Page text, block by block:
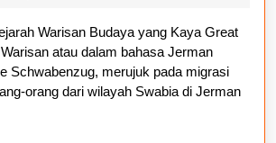
Budaya
yang
Kaya
Warisan Budaya yang Kaya Great
atau dalam bahasa Jerman
Schwabenzug, merujuk pada migrasi
orang dari wilayah Swabia di Jerman